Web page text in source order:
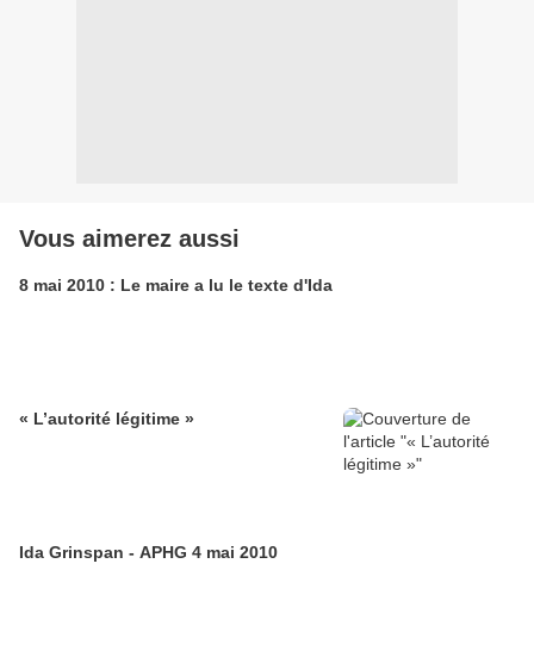
Vous aimerez aussi
8 mai 2010 : Le maire a lu le texte d'Ida
« L’autorité légitime »
Ida Grinspan - APHG 4 mai 2010